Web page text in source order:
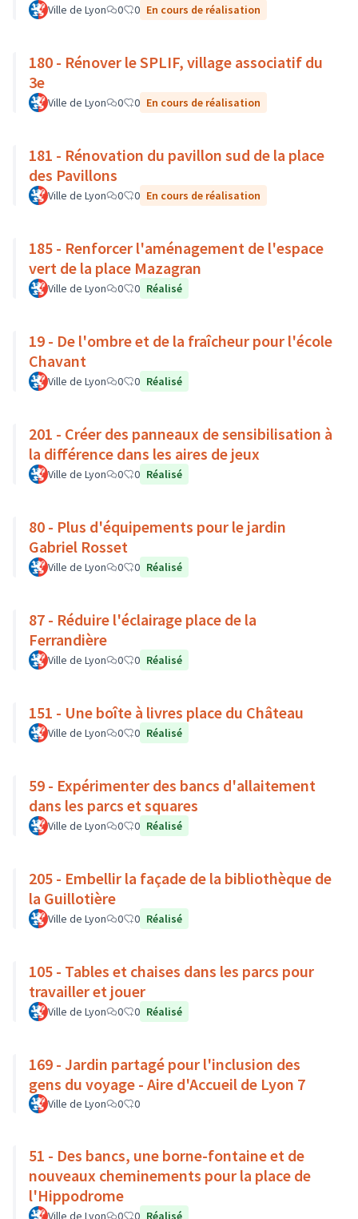
Ville de Lyon 0 0 En cours de réalisation
180 - Rénover le SPLIF, village associatif du
3e
Ville de Lyon 0 0 En cours de réalisation
181 - Rénovation du pavillon sud de la place
des Pavillons
Ville de Lyon 0 0 En cours de réalisation
185 - Renforcer l'aménagement de l'espace
vert de la place Mazagran
Ville de Lyon 0 0 Réalisé
19 - De l'ombre et de la fraîcheur pour l'école
Chavant
Ville de Lyon 0 0 Réalisé
201 - Créer des panneaux de sensibilisation à
la différence dans les aires de jeux
Ville de Lyon 0 0 Réalisé
80 - Plus d'équipements pour le jardin
Gabriel Rosset
Ville de Lyon 0 0 Réalisé
87 - Réduire l'éclairage place de la
Ferrandière
Ville de Lyon 0 0 Réalisé
151 - Une boîte à livres place du Château
Ville de Lyon 0 0 Réalisé
59 - Expérimenter des bancs d'allaitement
dans les parcs et squares
Ville de Lyon 0 0 Réalisé
205 - Embellir la façade de la bibliothèque de
la Guillotière
Ville de Lyon 0 0 Réalisé
105 - Tables et chaises dans les parcs pour
travailler et jouer
Ville de Lyon 0 0 Réalisé
169 - Jardin partagé pour l'inclusion des
gens du voyage - Aire d'Accueil de Lyon 7
Ville de Lyon 0 0
51 - Des bancs, une borne-fontaine et de
nouveaux cheminements pour la place de
l'Hippodrome
Ville de Lyon 0 0 Réalisé